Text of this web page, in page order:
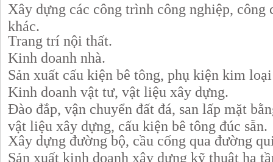
Xây dựng các công trình công nghiệp, công
khác.
Trang trí nội thất.
Kinh doanh nhà.
Sản xuất cấu kiện bê tông, phụ kiện kim
Kinh doanh vật tư, vật liệu xây dựng.
Đào đắp, vận chuyển đất đá, san lấp mặt
vật liệu xây dựng, cấu kiện bê tông đúc sẵn.
Xây dựng đường bộ, cầu cống qua đường
Sản xuất kinh doanh xây dựng kỹ thuật hạ